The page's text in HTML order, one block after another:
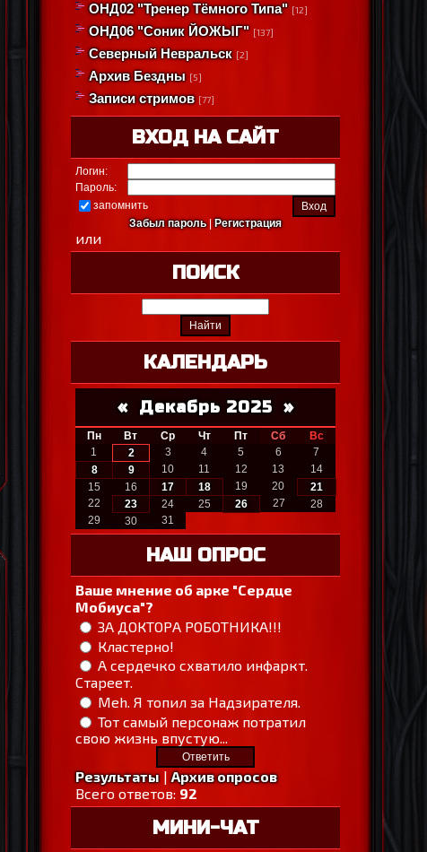
ОНД02 "Тренер Тёмного Типа" [12]
ОНД06 "Соник ЙОЖЫГ" [137]
Северный Невральск [2]
Архив Бездны [5]
Записи стримов [77]
ВХОД НА САЙТ
Логин:
Пароль:
запомнить
Забыл пароль|Регистрация
или
ПОИСК
КАЛЕНДАРЬ
« Декабрь 2025 »
Пн Вт Ср Чт Пт Сб
Вс
1
2 3 4 5 6
7
8
9 10 11 12 13
14
15
16 17 18 19 20
21
22
23 24 25 26 27
28
29
30 31
НАШ ОПРОС
Ваше мнение об арке "Сердце
Мобиуса"?
ЗА ДОКТОРА РОБОТНИКА!!!
Кластерно!
А сердечко схватило инфаркт.
Стареет.
Meh. Я топил за Надзирателя.
Тот самый персонаж потратил
свою жизнь впустую...
Результаты|Архив опросов
Всего ответов: 92
МИНИ-ЧАТ